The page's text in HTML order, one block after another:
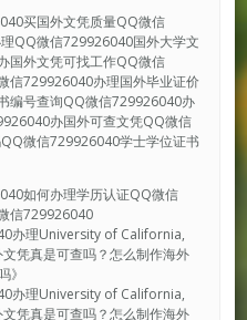
买国外文凭质量QQ微信
QQ微信729926040国外大学文
国外文凭可找工作QQ微信
信729926040办理国外毕业证价
编号查询QQ微信729926040办
办国外可查文凭QQ微信
微信729926040学士学位证书
如何办理学历认证QQ微信
信729926040
办理University of California,
凭真是可查吗？怎么制作海外
》
办理University of California,
凭真是可查吗？怎么制作海外